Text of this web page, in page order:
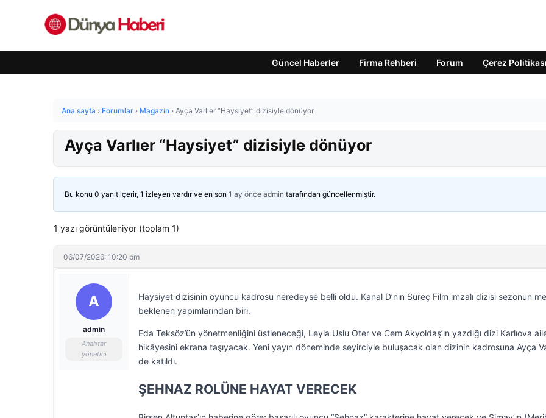
Güncel Haberler Firma Rehberi Forum Çerez Politikası
Ana sayfa › Forumlar › Magazin › Ayça Varlıer “Haysiyet” dizisiyle dönüyor
Ayça Varlıer “Haysiyet” dizisiyle dönüyor
Bu konu 0 yanıt içerir, 1 izleyen vardır ve en son 1 ay önce admin tarafından güncellenmiştir.
1 yazı görüntüleniyor (toplam 1)
06/07/2026: 10:20 pm
A
admin
Anahtar
yönetici
Haysiyet dizisinin oyuncu kadrosu neredeyse belli oldu. Kanal D’nin Süreç Film imzalı dizisi sezonun
beklenen yapımlarından biri.
Eda Teksöz’ün yönetmenliğini üstleneceği, Leyla Uslu Oter ve Cem Akyoldaş’ın yazdığı dizi Karlıova
hikâyesini ekrana taşıyacak. Yeni yayın döneminde seyirciyle buluşacak olan dizinin kadrosuna Ayça
de katıldı.
ŞEHNAZ ROLÜNE HAYAT VERECEK